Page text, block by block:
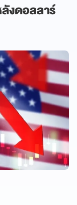
ลังดอลลาร์